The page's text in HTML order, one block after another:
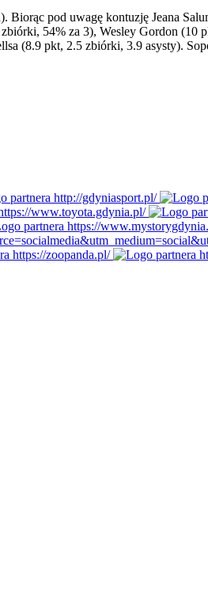
pod uwagę kontuzję Jeana
54% za 3), Wesley Gordon (10
(8.9 pkt, 2.5 zbiórki, 3.9 asysty).